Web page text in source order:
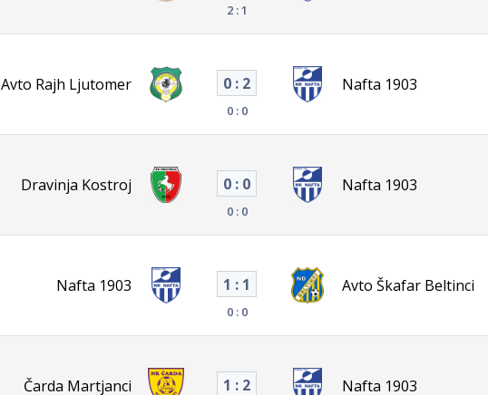
2 : 1
Avto Rajh Ljutomer 0 : 2
0 : 0
Nafta 1903
Dravinja Kostroj 0 : 0
0 : 0
Nafta 1903
Nafta 1903 1 : 1
0 : 0
Avto Škafar Beltinci
Čarda Martjanci 1 : 2 Nafta 1903